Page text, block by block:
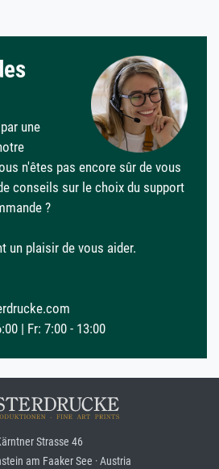
une
n'êtes pas encore sûr de vous
conseils sur le choix du support
?
un plaisir de vous aider.
| Fr: 7:00 - 13:00
Strasse 46
am Faaker See · Austria